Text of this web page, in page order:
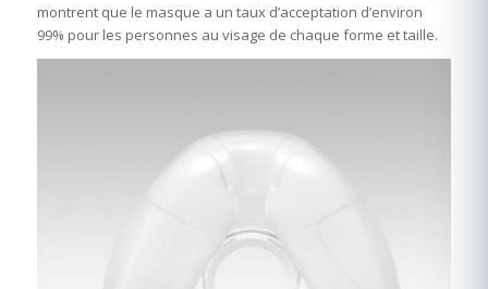
montrent que le masque a un taux d’acceptation d’environ
99% pour les personnes au visage de chaque forme et taille.